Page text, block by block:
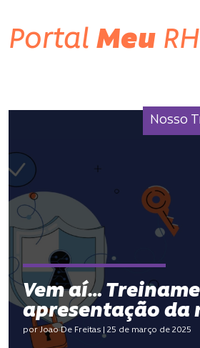
Portal Meu RH
Nosso
Vem aí…
apresentação da
por Joao De Freitas | 25 de março de 2025